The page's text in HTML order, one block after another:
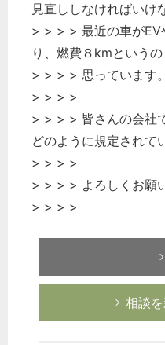
見直ししなければいけ
> > > > 最近の車がEV
り、燃費８kmという
> > > > 思っています。
> > > >
> > > > 皆さんの会社
どのように規定されて
> > > >
> > > > よろしくお願
> > > >
相談